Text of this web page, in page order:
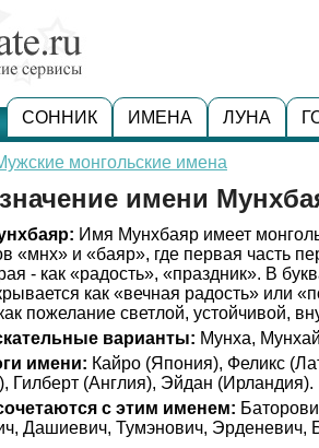
СОННИК ИМЕНА ЛУНА
монгольские имена
имени
Имя Мунхбаяр имеет
«мнх» и «баяр», где первая часть
- как «радость», «праздник». В
как «вечная радость» или
пожелание светлой, устойчивой,
варианты: Мунха,
имени: Кайро (Япония), Феликс
Гилберт (Англия), Эйдан (Ирландия).
с этим именем:
Дашиевич, Тумэнович, Эрденевич,